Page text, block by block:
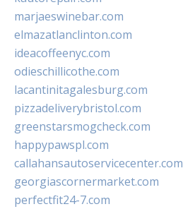
marjaeswinebar.com
elmazatlanclinton.com
ideacoffeenyc.com
odieschillicothe.com
lacantinitagalesburg.com
pizzadeliverybristol.com
greenstarsmogcheck.com
happypawspl.com
callahansautoservicecenter.com
georgiascornermarket.com
perfectfit24-7.com